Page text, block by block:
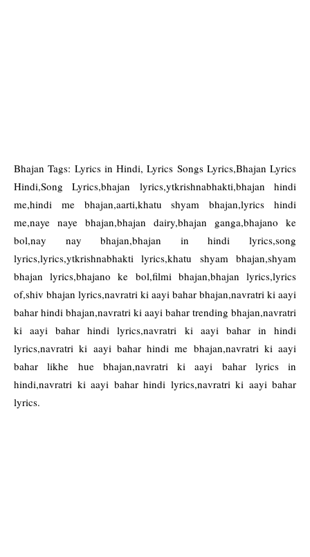
Bhajan Tags: Lyrics in Hindi, Lyrics Songs Lyrics,Bhajan Lyrics
Hindi,Song Lyrics,bhajan lyrics,ytkrishnabhakti,bhajan hindi
me,hindi me bhajan,aarti,khatu shyam bhajan,lyrics hindi
me,naye naye bhajan,bhajan dairy,bhajan ganga,bhajano ke
bol,nay nay bhajan,bhajan in hindi lyrics,song
lyrics,lyrics,ytkrishnabhakti lyrics,khatu shyam bhajan,shyam
bhajan lyrics,bhajano ke bol,filmi bhajan,bhajan lyrics,lyrics
of,shiv bhajan lyrics,navratri ki aayi bahar bhajan,navratri ki aayi
bahar hindi bhajan,navratri ki aayi bahar trending bhajan,navratri
ki aayi bahar hindi lyrics,navratri ki aayi bahar in hindi
lyrics,navratri ki aayi bahar hindi me bhajan,navratri ki aayi
bahar likhe hue bhajan,navratri ki aayi bahar lyrics in
hindi,navratri ki aayi bahar hindi lyrics,navratri ki aayi bahar
lyrics.